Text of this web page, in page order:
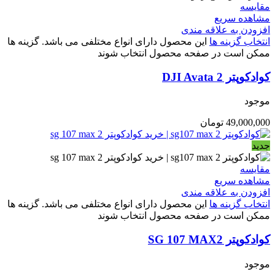
مقایسه
مشاهده سریع
افزودن به علاقه مندی
انتخاب گزینه ها این محصول دارای انواع مختلفی می باشد. گزینه ها
ممکن است در صفحه محصول انتخاب شوند
کوادکوپتر DJI Avata 2
موجود
49,000,000 تومان
جدید
مقایسه
مشاهده سریع
افزودن به علاقه مندی
انتخاب گزینه ها این محصول دارای انواع مختلفی می باشد. گزینه ها
ممکن است در صفحه محصول انتخاب شوند
کوادکوپتر SG 107 MAX2
موجود